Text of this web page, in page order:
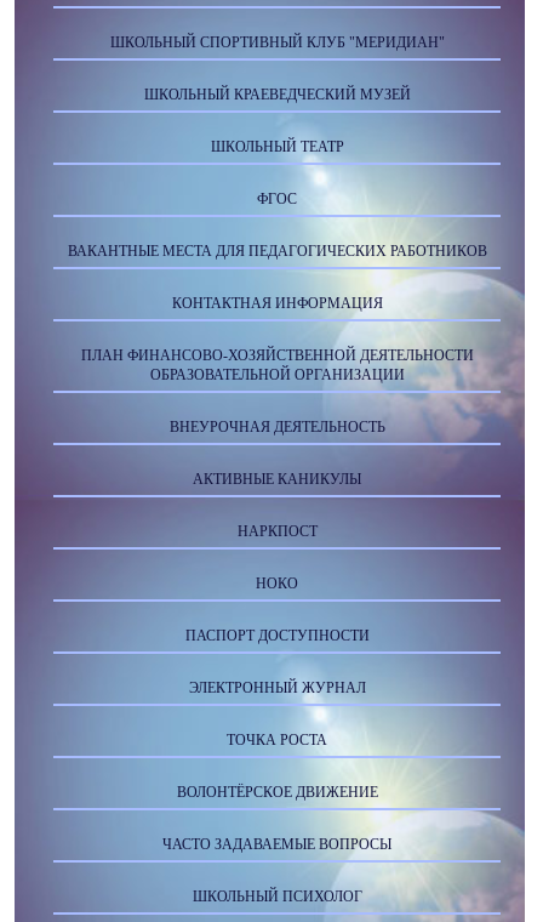
ШКОЛЬНЫЙ СПОРТИВНЫЙ КЛУБ "МЕРИДИАН"
ШКОЛЬНЫЙ КРАЕВЕДЧЕСКИЙ МУЗЕЙ
ШКОЛЬНЫЙ ТЕАТР
ФГОС
ВАКАНТНЫЕ МЕСТА ДЛЯ ПЕДАГОГИЧЕСКИХ РАБОТНИКОВ
КОНТАКТНАЯ ИНФОРМАЦИЯ
ПЛАН ФИНАНСОВО-ХОЗЯЙСТВЕННОЙ ДЕЯТЕЛЬНОСТИ
ОБРАЗОВАТЕЛЬНОЙ ОРГАНИЗАЦИИ
ВНЕУРОЧНАЯ ДЕЯТЕЛЬНОСТЬ
АКТИВНЫЕ КАНИКУЛЫ
НАРКПОСТ
НОКО
ПАСПОРТ ДОСТУПНОСТИ
ЭЛЕКТРОННЫЙ ЖУРНАЛ
ТОЧКА РОСТА
ВОЛОНТЁРСКОЕ ДВИЖЕНИЕ
ЧАСТО ЗАДАВАЕМЫЕ ВОПРОСЫ
ШКОЛЬНЫЙ ПСИХОЛОГ